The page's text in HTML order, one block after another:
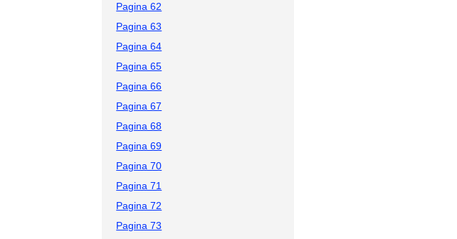
Pagina 62
Pagina 63
Pagina 64
Pagina 65
Pagina 66
Pagina 67
Pagina 68
Pagina 69
Pagina 70
Pagina 71
Pagina 72
Pagina 73